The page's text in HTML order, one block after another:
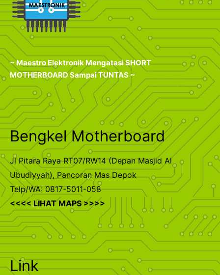
~ Maestro Elektronik Mengatasi SHORT
MOTHERBOARD Sampai TUNTAS ~
Bengkel Motherboard
Jl Pitara Raya RT07/RW14 (Depan Masjid Al
Ubudiyyah), Pancoran Mas Depok
Telp/WA: 0817-5011-058
<<<< LIHAT MAPS >>>>
Link